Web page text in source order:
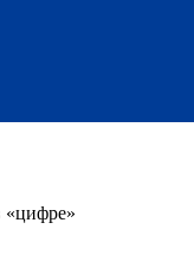
«цифре»